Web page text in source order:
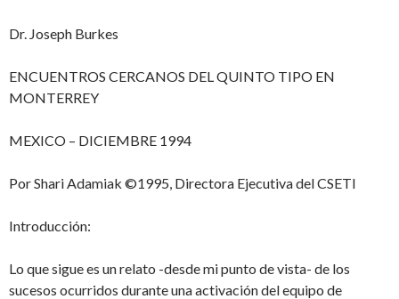
Dr. Joseph Burkes
ENCUENTROS CERCANOS DEL QUINTO TIPO EN
MONTERREY
MEXICO – DICIEMBRE 1994
Por Shari Adamiak ©1995, Directora Ejecutiva del CSETI
Introducción:
Lo que sigue es un relato -desde mi punto de vista- de los
sucesos ocurridos durante una activación del equipo de